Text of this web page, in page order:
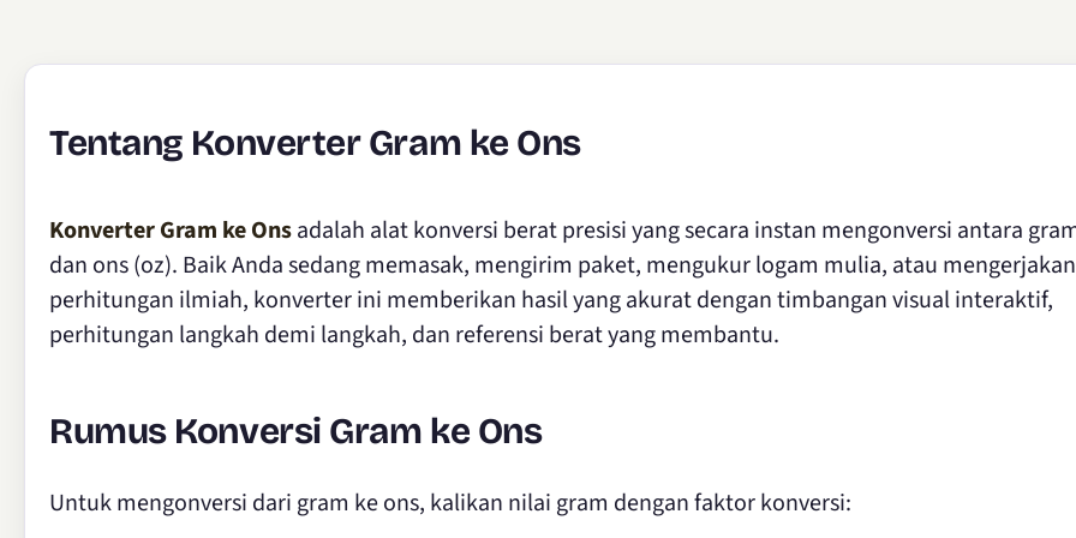
Tentang Konverter Gram ke Ons
Konverter Gram ke Onsadalah alat konversi berat presisi yang secara instan mengonversi antara
dan ons (oz). Baik Anda sedang memasak, mengirim paket, mengukur logam mulia, atau mengerjakan
perhitungan ilmiah, konverter ini memberikan hasil yang akurat dengan timbangan visual interaktif,
perhitungan langkah demi langkah, dan referensi berat yang membantu.
Rumus Konversi Gram ke Ons
Untuk mengonversi dari gram ke ons, kalikan nilai gram dengan faktor konversi: